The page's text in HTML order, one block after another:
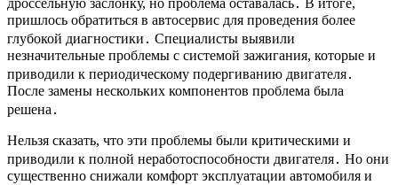
пришлось обратиться в автосервис для проведения более
глубокой диагностики․ Специалисты выявили
незначительные проблемы с системой зажигания, которые и
приводили к периодическому подергиванию двигателя․
После замены нескольких компонентов проблема была
решена․
Нельзя сказать, что эти проблемы были критическими и
приводили к полной неработоспособности двигателя․ Но они
существенно снижали комфорт эксплуатации автомобиля и